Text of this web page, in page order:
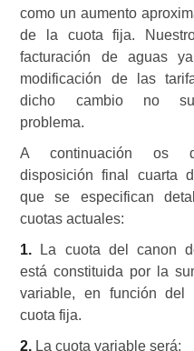
como un aumento
de la cuota fija.
facturación de aguas
modificación de las
dicho cambio no
problema.
A continuación os
disposición final cuarta
que se especifican
cuotas actuales:
1. La cuota del canon
está constituida por la
variable, en función del
cuota fija.
2. La cuota variable será: